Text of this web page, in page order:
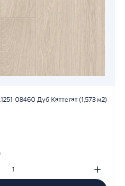
08460 Дуб Каттегат (1,573 м2)